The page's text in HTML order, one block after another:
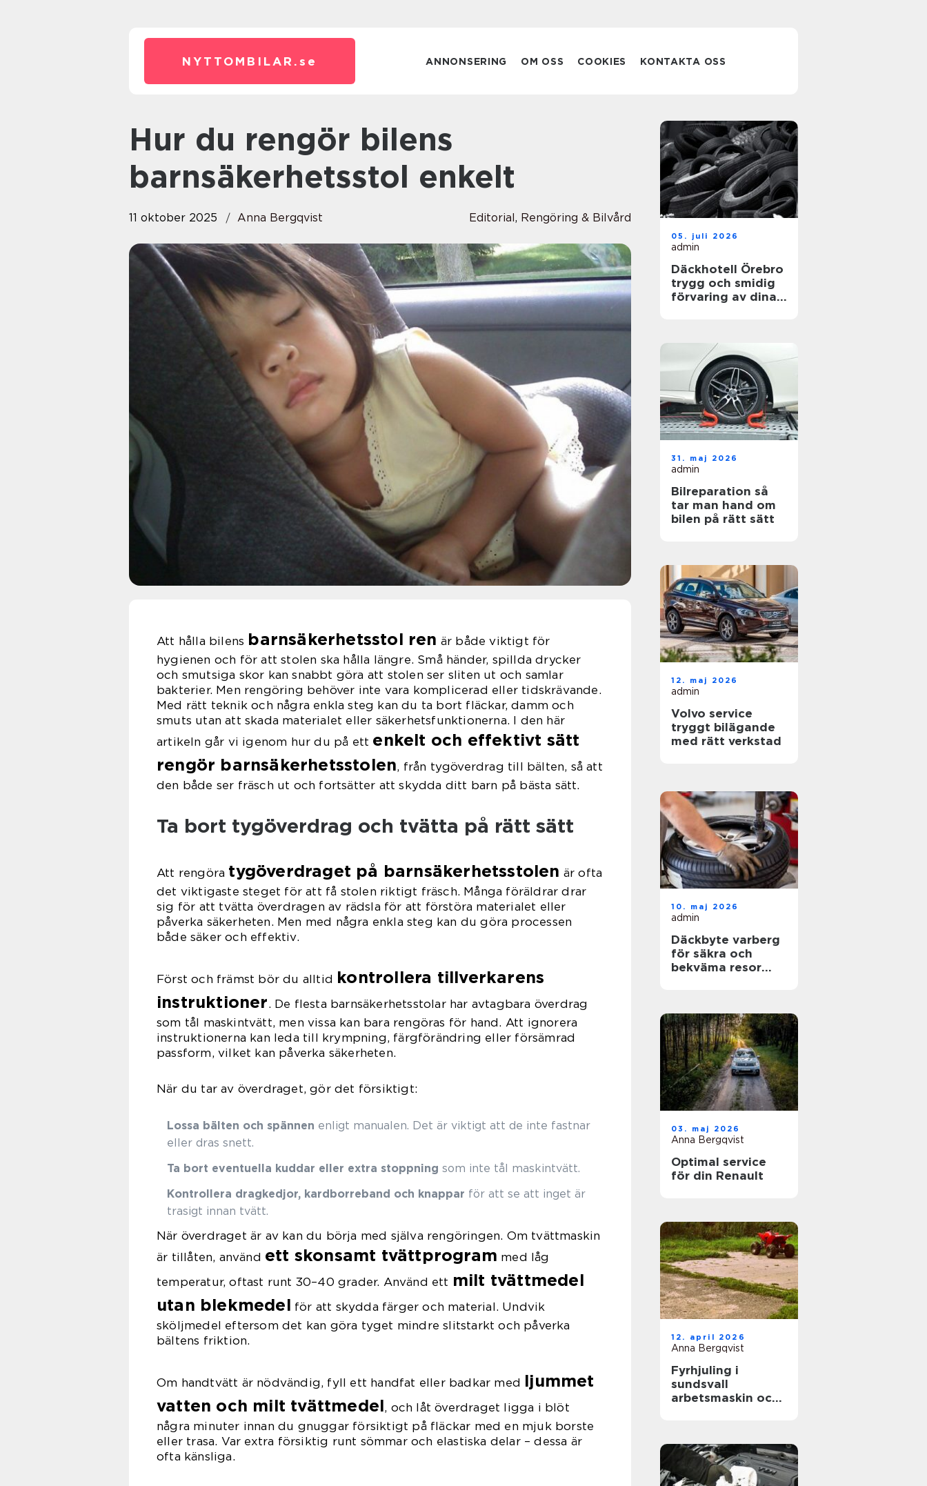
NYTTOMBILAR. se ANNONSERING OM OSS COOKIES KONTAKTA OSS
Hur du rengör bilens
barnsäkerhetsstol enkelt
11 oktober 2025 Anna Bergqvist Editorial, Rengöring & Bilvård
Att hålla bilens barnsäkerhetsstol ren är både viktigt för
hygienen och för att stolen ska hålla längre. Små händer, spillda drycker
och smutsiga skor kan snabbt göra att stolen ser sliten ut och samlar
bakterier. Men rengöring behöver inte vara komplicerad eller tidskrävande.
Med rätt teknik och några enkla steg kan du ta bort fläckar, damm och
smuts utan att skada materialet eller säkerhetsfunktionerna. I den här
artikeln går vi igenom hur du på ett enkelt och effektivt sätt
rengör barnsäkerhetsstolen, från tygöverdrag till bälten, så att
den både ser fräsch ut och fortsätter att skydda ditt barn på bästa sätt.
Ta bort tygöverdrag och tvätta på rätt sätt
Att rengöra tygöverdraget på barnsäkerhetsstolen är ofta
det viktigaste steget för att få stolen riktigt fräsch. Många föräldrar drar
sig för att tvätta överdragen av rädsla för att förstöra materialet eller
påverka säkerheten. Men med några enkla steg kan du göra processen
både säker och effektiv.
Först och främst bör du alltid kontrollera tillverkarens
instruktioner. De flesta barnsäkerhetsstolar har avtagbara överdrag
som tål maskintvätt, men vissa kan bara rengöras för hand. Att ignorera
instruktionerna kan leda till krympning, färgförändring eller försämrad
passform, vilket kan påverka säkerheten.
När du tar av överdraget, gör det försiktigt:
Lossa bälten och spännen enligt manualen. Det är viktigt att de inte fastnar
eller dras snett.
Ta bort eventuella kuddar eller extra stoppning som inte tål maskintvätt.
Kontrollera dragkedjor, kardborreband och knappar för att se att inget är
trasigt innan tvätt.
När överdraget är av kan du börja med själva rengöringen. Om tvättmaskin
är tillåten, använd ett skonsamt tvättprogram med låg
temperatur, oftast runt 30–40 grader. Använd ett milt tvättmedel
utan blekmedel för att skydda färger och material. Undvik
sköljmedel eftersom det kan göra tyget mindre slitstarkt och påverka
bältens friktion.
Om handtvätt är nödvändig, fyll ett handfat eller badkar med ljummet
vatten och milt tvättmedel, och låt överdraget ligga i blöt
några minuter innan du gnuggar försiktigt på fläckar med en mjuk borste
eller trasa. Var extra försiktig runt sömmar och elastiska delar – dessa är
ofta känsliga.
05. juli 2026
admin
Däckhotell Örebro
trygg och smidig
förvaring av dina
31. maj 2026
admin
Bilreparation så
tar man hand om
bilen på rätt sätt
12. maj 2026
admin
Volvo service
tryggt bilägande
med rätt verkstad
10. maj 2026
admin
Däckbyte varberg
för säkra och
bekväma resor
03. maj 2026
Anna Bergqvist
Optimal service
för din Renault
12. april 2026
Anna Bergqvist
Fyrhjuling i
sundsvall
arbetsmaskin och